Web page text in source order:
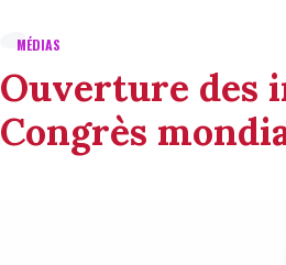
MÉDIAS
Ouverture des
Congrès